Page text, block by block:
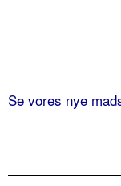
Se vores nye